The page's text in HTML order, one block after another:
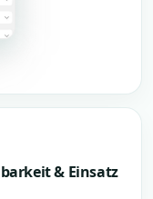
& Einsatz